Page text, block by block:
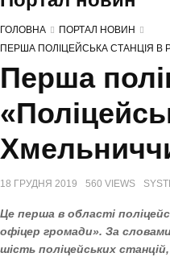
ГОЛОВНА
ПОРТАЛ НОВИН
ПЕРША ПОЛІЦЕЙСЬКА СТАНЦІЯ В
Перша
18 ГРУДНЯ 2019 560 VIEWS
Це перша в області
офіцер громади». За
шість поліцейських